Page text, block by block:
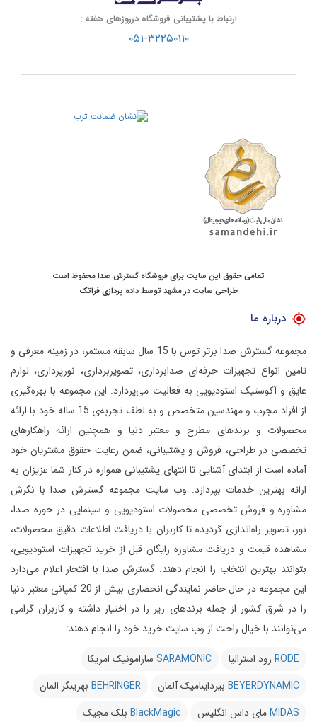
ارتباط با پشتیبانی فروشگاه درروزهای هفته :
۰۵۱-۳۲۲۵۰۱۱۰
تمامی حقوق این سایت برای فروشگاه گسترش صدا محفوظ است
طراحی سایت در مشهد توسطداده پردازی فراتک
درباره ما
مجموعه گسترش صدا برتر توس با 15 سال سابقه مستمر، در زمینه معرفی و
تامین انواع تجهیزات حرفه‌ای صدابرداری، تصویربرداری، نورپردازی، لوازم
عایق و آکوستیک استودیویی به فعالیت می‌پردازد. این مجموعه با بهره‌گیری
از افراد مجرب و مهندسین متخصص و به لطف تجربه‌ی 15 ساله خود با ارائه
محصولات و برندهای مطرح و معتبر دنیا و همچنین ارائه راهکارهای
تخصصی در طراحی، فروش و پشتیبانی، ضمن رعایت حقوق مشتریان خود
آماده است از ابتدای آشنایی تا انتهای پشتیبانی همواره در کنار شما عزیزان به
ارائه بهترین خدمات بپردازد. وب سایت مجموعه گسترش صدا با نگرش
مشاوره و فروش تخصصی محصولات استودیویی و سینمایی در حوزه صدا،
نور، تصویر راه‌اندازی گردیده تا کاربران با دریافت اطلاعات دقیق محصولات،
مشاهده قیمت و دریافت مشاوره رایگان قبل از خرید تجهیزات استودیویی،
بتوانند بهترین انتخاب را انجام دهند. گسترش صدا با افتخار اعلام می‌دارد
این مجموعه در حال حاضر نمایندگی انحصاری بیش از 20 کمپانی معتبر دنیا
را در شرق کشور از جمله برندهای زیر را در اختیار داشته و کاربران گرامی
می‌توانند با خیال راحت از وب سایت خرید خود را انجام دهند:
RODE رود استرالیا SARAMONIC سارامونیک امریکا
BEYERDYNAMIC بیرداینامیک آلمان BEHRINGER بهرینگر المان
MIDASمای داس انگلیس BlackMagic بلک مجیک